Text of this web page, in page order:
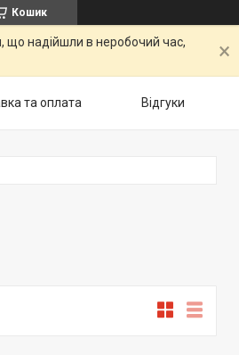
Кошик
надійшли в неробочий час,
та оплата Відгуки